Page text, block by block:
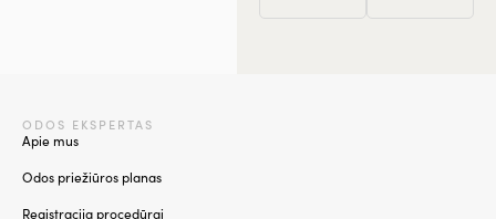
ODOS EKSPERTAS
Apie mus
Odos priežiūros planas
Registracija procedūrai